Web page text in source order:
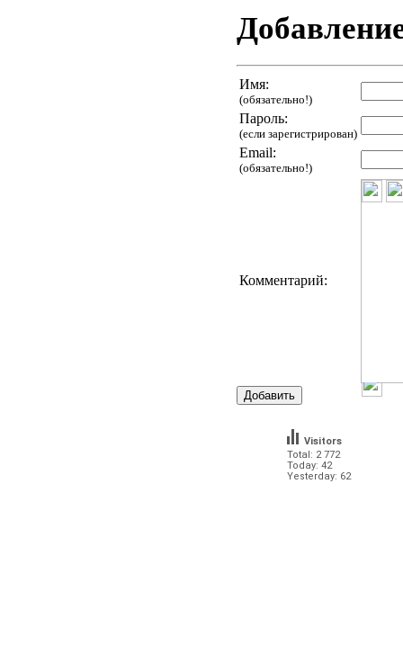
Имя:
(обязательно!)
Пароль:
(если зарегистрирован)
Email:
(обязательно!)
Комментарий:
Total: 2 772
Today: 42
Yesterday: 62
Visitors